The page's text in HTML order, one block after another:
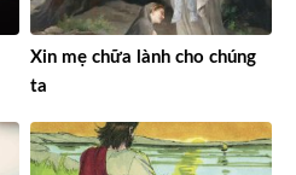
Xin mẹ chữa lành cho chúng
ta